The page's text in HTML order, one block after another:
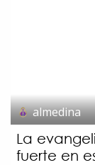
almedina
La
fuerte en